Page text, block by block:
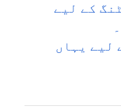
کی میٹنگ کے لیے
لیے یہاں